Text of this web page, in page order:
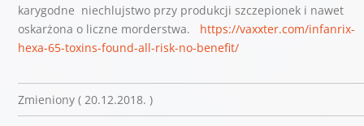
karygodne niechlujstwo przy produkcji szczepionek i nawet
oskarżona o liczne morderstwa.
https://vaxxter.com/infanrix-
hexa-65-toxins-found-all-risk-no-benefit/
Zmieniony ( 20.12.2018. )